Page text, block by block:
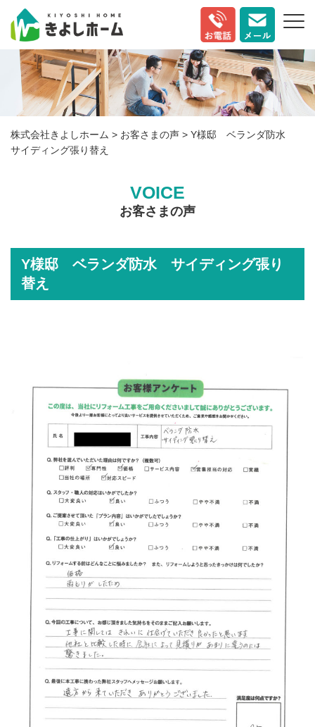
株式会社きよしホーム > お客さまの声 > Y様邸 ベランダ防水
サイディング張り替え
VOICE
お客さまの声
Y様邸 ベランダ防水 サイディング張り
替え